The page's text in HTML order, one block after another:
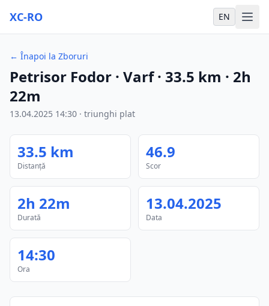
XC-RO EN
← Înapoi la Zboruri
Petrisor Fodor · Varf· 33.5 km · 2h
22m
13.04.2025 14:30 · triunghi plat
33.5 km
Distanță
46.9
Scor
2h 22m
Durată
13.04.2025
Data
14:30
Ora